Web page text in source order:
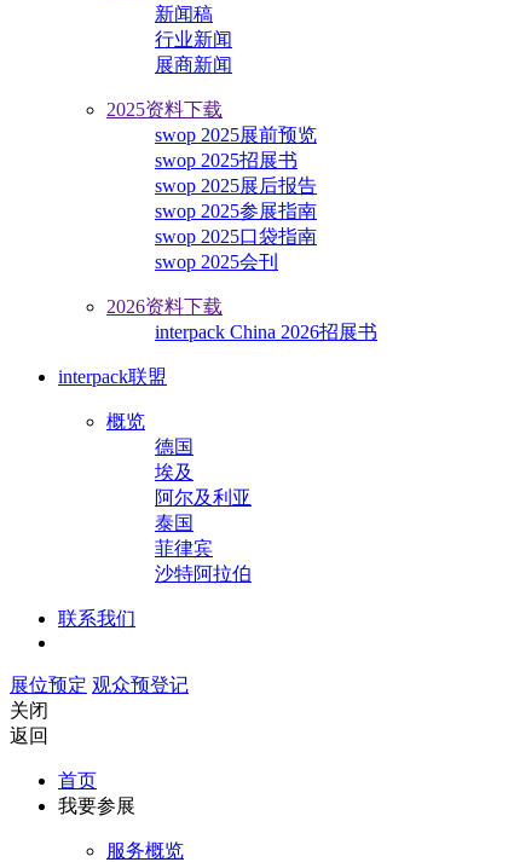
新闻稿
行业新闻
展商新闻
2025资料下载
swop 2025展前预览
swop 2025招展书
swop 2025展后报告
swop 2025参展指南
swop 2025口袋指南
swop 2025会刊
2026资料下载
interpack China 2026招展书
interpack联盟
概览
德国
埃及
阿尔及利亚
泰国
菲律宾
沙特阿拉伯
联系我们
展位预定 观众预登记
关闭
返回
首页
我要参展
服务概览